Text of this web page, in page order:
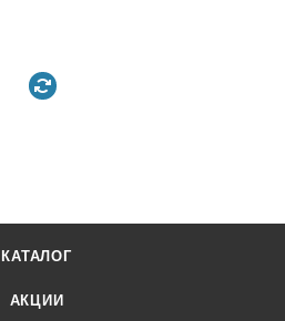
КАТАЛОГ
АКЦИИ